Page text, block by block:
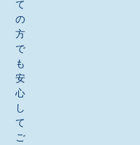
て
の
方
で
も
安
心
し
て
ご